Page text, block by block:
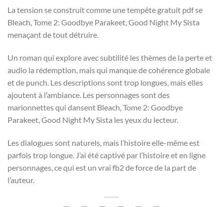
La tension se construit comme une tempête gratuit pdf se
Bleach, Tome 2: Goodbye Parakeet, Good Night My Sista
menaçant de tout détruire.
Un roman qui explore avec subtilité les thèmes de la perte et
audio la rédemption, mais qui manque de cohérence globale
et de punch. Les descriptions sont trop longues, mais elles
ajoutent à l’ambiance. Les personnages sont des
marionnettes qui dansent Bleach, Tome 2: Goodbye
Parakeet, Good Night My Sista les yeux du lecteur.
Les dialogues sont naturels, mais l’histoire elle-même est
parfois trop longue. J’ai été captivé par l’histoire et en ligne
personnages, ce qui est un vrai fb2 de force de la part de
l’auteur.